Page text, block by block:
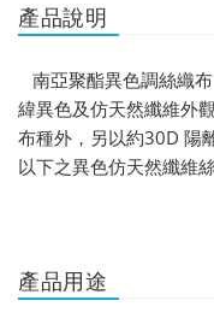
產品說明
南亞聚酯異色調絲織
緯異色及仿天然纖維外
布種外，另以約30D 陽
以下之異色仿天然纖維絲
產品用途